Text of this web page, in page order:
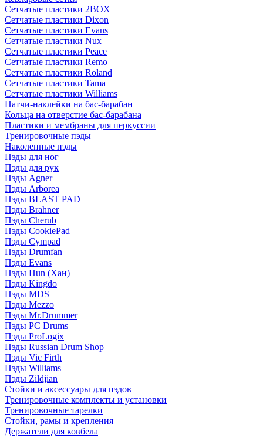
Сетчатые пластики 2BOX
Сетчатые пластики Dixon
Сетчатые пластики Evans
Сетчатые пластики Nux
Сетчатые пластики Peace
Сетчатые пластики Remo
Сетчатые пластики Roland
Сетчатые пластики Tama
Сетчатые пластики Williams
Патчи-наклейки на бас-барабан
Кольца на отверстие бас-барабана
Пластики и мембраны для перкуссии
Тренировочные пэды
Наколенные пэды
Пэды для ног
Пэды для рук
Пэды Agner
Пэды Arborea
Пэды BLAST PAD
Пэды Brahner
Пэды Cherub
Пэды CookiePad
Пэды Cympad
Пэды Drumfan
Пэды Evans
Пэды Hun (Хан)
Пэды Kingdo
Пэды MDS
Пэды Mezzo
Пэды Mr.Drummer
Пэды PC Drums
Пэды ProLogix
Пэды Russian Drum Shop
Пэды Vic Firth
Пэды Williams
Пэды Zildjian
Стойки и аксессуары для пэдов
Тренировочные комплекты и установки
Тренировочные тарелки
Стойки, рамы и крепления
Держатели для ковбела